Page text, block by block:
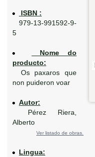
ISBN :
979-13-991592-9-
5
Nome do
producto:
Os paxaros que
non puideron voar
Autor:
Pérez Riera,
Alberto
Ver listado de obras.
Lingua: